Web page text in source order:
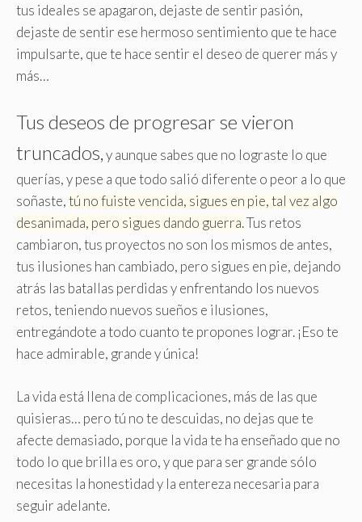
tus ideales se apagaron, dejaste de sentir pasión,
dejaste de sentir ese hermoso sentimiento que te hace
impulsarte, que te hace sentir el deseo de querer más y
más…
Tus deseos de progresar se vieron
truncados,y aunque sabes que no lograste lo que
querías, y pese a que todo salió diferente o peor a lo que
soñaste,tú no fuiste vencida, sigues en pie, tal vez algo
desanimada, pero sigues dando guerra.Tus retos
cambiaron, tus proyectos no son los mismos de antes,
tus ilusiones han cambiado, pero sigues en pie, dejando
atrás las batallas perdidas y enfrentando los nuevos
retos, teniendo nuevos sueños e ilusiones,
entregándote a todo cuanto te propones lograr. ¡Eso te
hace admirable, grande y única!
La vida está llena de complicaciones, más de las que
quisieras… pero tú no te descuidas, no dejas que te
afecte demasiado, porque la vida te ha enseñado que no
todo lo que brilla es oro, y que para ser grande sólo
necesitas la honestidad y la entereza necesaria para
seguir adelante.